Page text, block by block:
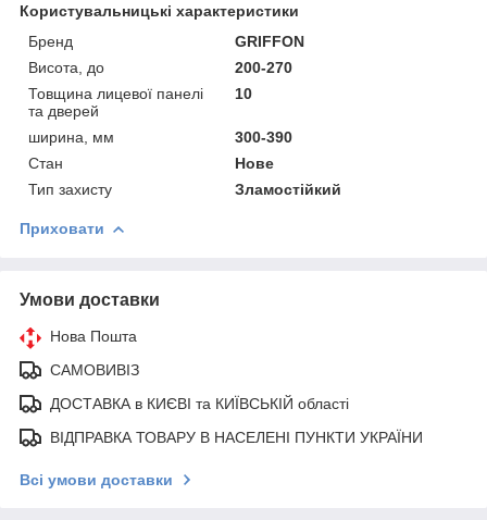
Користувальницькі характеристики
Бренд
GRIFFON
Висота, до
200-270
Товщина лицевої панелі
та дверей
10
ширина, мм
300-390
Стан
Нове
Тип захисту
Зламостійкий
Приховати
Умови доставки
Нова Пошта
САМОВИВІЗ
ДОСТАВКА в КИЄВІ та КИЇВСЬКІЙ області
ВІДПРАВКА ТОВАРУ В НАСЕЛЕНІ ПУНКТИ УКРАЇНИ
Всі умови доставки